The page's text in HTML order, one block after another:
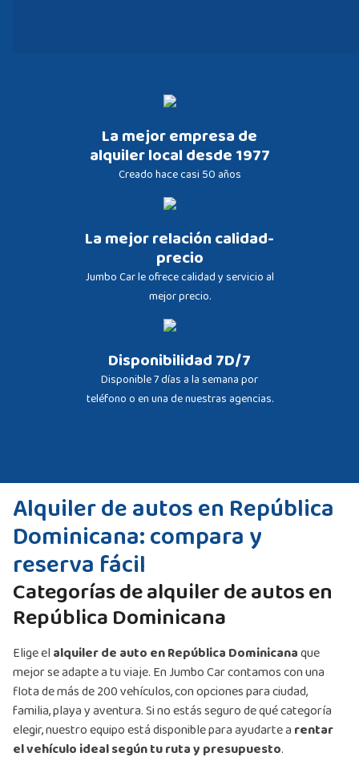
La mejor empresa de
alquiler local desde 1977
Creado hace casi 50 años
La mejor relación calidad-
precio
Jumbo Car le ofrece calidad y servicio al
mejor precio.
Disponibilidad 7D/7
Disponible 7 días a la semana por
teléfono o en una de nuestras agencias.
Alquiler de autos en República
Dominicana: compara y
reserva fácil
Categorías de alquiler de autos en
República Dominicana
Elige el alquiler de auto en República Dominicanaque
mejor se adapte a tu viaje. En Jumbo Car contamos con una
flota de más de 200 vehículos, con opciones para ciudad,
familia, playa y aventura.Si no estás seguro de qué categoría
elegir, nuestro equipo está disponible para ayudarte a rentar
el vehículo ideal según tu ruta y presupuesto.